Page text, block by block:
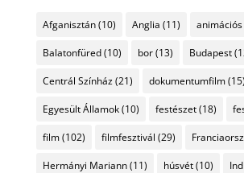
Afganisztán(10) Anglia (11)
Balatonfüred(10) bor(13) Budapest
Centrál Színház(21) dokumentumfilm(15)
Egyesült Államok(10) festészet(18)
film(102) filmfesztivál (29)
Hermányi Mariann(11) húsvét(10)